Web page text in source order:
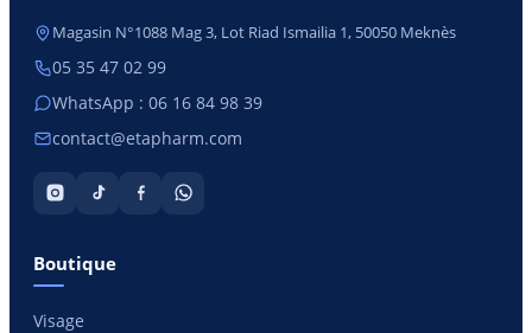
Magasin N°1088 Mag 3, Lot Riad Ismailia 1, 50050 Meknès
05 35 47 02 99
WhatsApp : 06 16 84 98 39
contact@etapharm.com
Boutique
Visage